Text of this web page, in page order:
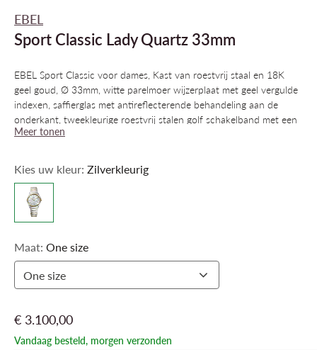
EBEL
Sport Classic Lady Quartz 33mm
EBEL Sport Classic voor dames, Kast van roestvrij staal en 18K
geel goud, Ø 33mm, witte parelmoer wijzerplaat met geel vergulde
indexen, saffierglas met antireflecterende behandeling aan de
onderkant, tweekleurige roestvrij stalen golf schakelband met een
vouwsluiting, Zwitsers quartz uurwerk, waterbestendig tot 5 bar.
Meer tonen
Kies uw kleur: Zilverkleurig
Maat: One size
One size
€ 3.100,00
Vandaag besteld, morgen verzonden